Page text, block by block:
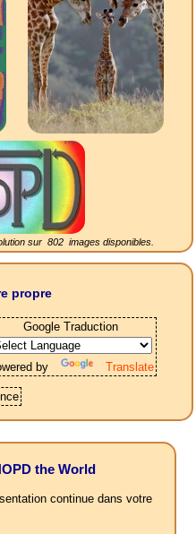
sur 802images disponibles.
propre
Google Traduction
by Translate
the World
continue dans votre